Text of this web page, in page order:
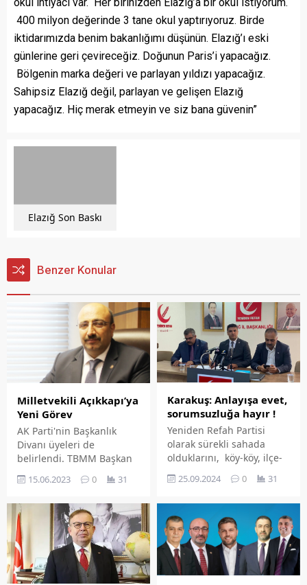
okul ihtiyacı var. Her birinizden Elazığ’a bir okul istiyorum.
400 milyon değerinde 3 tane okul yaptırıyoruz. Birde
iktidarımızda benim bakanlığımı düşünün. Elazığ’ı eski
günlerine geri çevireceğiz. Doğunun Paris’i yapacağız.
Bölgenin marka değeri ve parlayan yıldızı yapacağız.
Sahipsiz Elazığ değil, parlayan ve gelişen Elazığ
yapacağız. Hiç merak etmeyin ve siz bana güvenin”
Elazığ Son Baskı
Benzer Konular
Milletvekili Açıkkapı’ya
Yeni Görev
AK Parti'nin Başkanlık
Divanı üyeleri de
belirlendi. TBMM Başkan
olurken, grup yönetim
milletvekili Ejder Açıkkapı
getirildi.
15.06.2023 0 31
Karakuş: Anlayışa evet,
sorumsuzluğa hayır !
Yeniden Refah Partisi
olarak sürekli sahada
olduklarını, köy-köy, ilçe-
ilçe gezerek vatandaşların
sorunlarını yerinde
Başkan Karakuş, Keban
ilçe ziyaretlerinde bölge
halkının şikâyetleri ile
karşılaştıklarını ve bunu
dile getirdiklerini
25.09.2024 0 31